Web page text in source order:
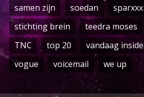
samen zijn
soedan sparxxx
stichting brein
teedra moses
TNC
top 20 vandaag inside
vogue
voicemail we up